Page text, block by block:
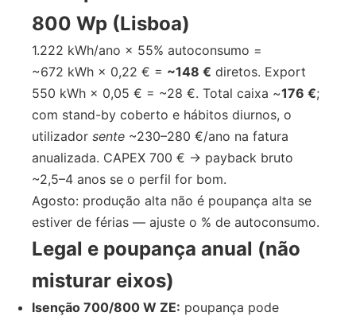
800 Wp (Lisboa)
1.222 kWh/ano × 55% autoconsumo =
~672 kWh × 0,22 € = ~148 € diretos. Export
550 kWh × 0,05 € = ~28 €. Total caixa ~176 €;
com stand-by coberto e hábitos diurnos, o
utilizador sente ~230–280 €/ano na fatura
anualizada. CAPEX 700 € → payback bruto
~2,5–4 anos se o perfil for bom.
Agosto: produção alta não é poupança alta se
estiver de férias — ajuste o % de autoconsumo.
Legal e poupança anual (não
misturar eixos)
Isenção 700/800 W ZE: poupança pode